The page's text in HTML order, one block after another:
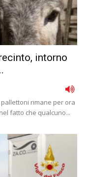
intorno
rimane per ora
fatto che qualcuno...